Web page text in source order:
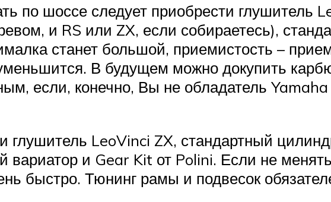
по шоссе следует приобрести глушитель
и RS или ZX, если собираетесь),
станет большой, приемистость –
В будущем можно докупить
если, конечно, Вы не обладатель
LeoVinci ZX, стандартный
и Gear Kit от Polini. Если не
быстро. Тюнинг рамы и подвесок